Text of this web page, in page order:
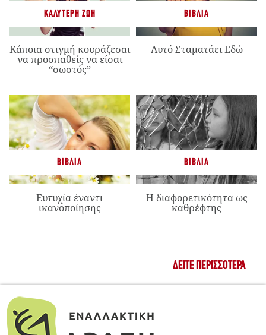
ΚΑΛΎΤΕΡΗ ΖΩΉ
Κάποια στιγμή κουράζεσαι
να προσπαθείς να είσαι
“σωστός”
ΒΙΒΛΊΑ
Αυτό Σταματάει Εδώ
ΒΙΒΛΊΑ
Ευτυχία έναντι
ικανοποίησης
ΒΙΒΛΊΑ
Η διαφορετικότητα ως
καθρέφτης
ΔΕΊΤΕ ΠΕΡΙΣΣΌΤΕΡΑ